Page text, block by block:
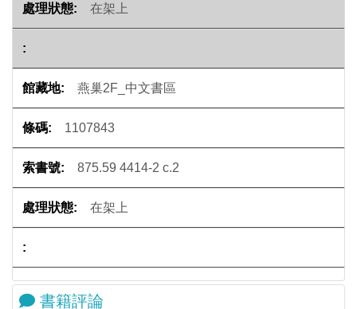
在架上
燕巢2F_中文書區
1107843
875.59 4414-2 c.2
在架上
書籍評論